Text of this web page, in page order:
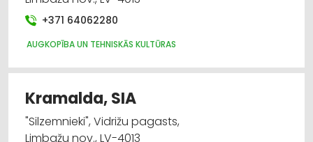
+371 64062280
AUGKOPĪBA UN TEHNISKĀS KULTŪRAS
Kramalda, SIA
"Silzemnieki", Vidrižu pagasts,
Limbažu nov., LV-4013